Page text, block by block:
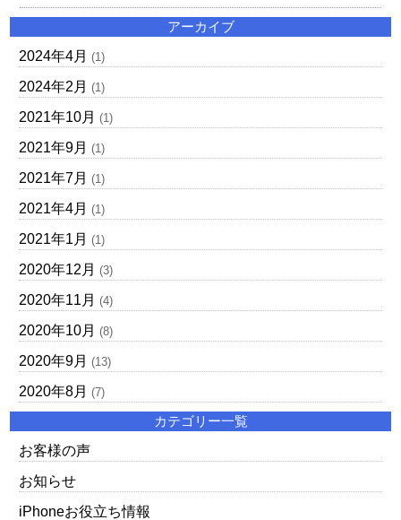
アーカイブ
2024年4月 (1)
2024年2月 (1)
2021年10月 (1)
2021年9月 (1)
2021年7月 (1)
2021年4月 (1)
2021年1月 (1)
2020年12月 (3)
2020年11月 (4)
2020年10月 (8)
2020年9月 (13)
2020年8月 (7)
カテゴリー一覧
お客様の声
お知らせ
iPhoneお役立ち情報